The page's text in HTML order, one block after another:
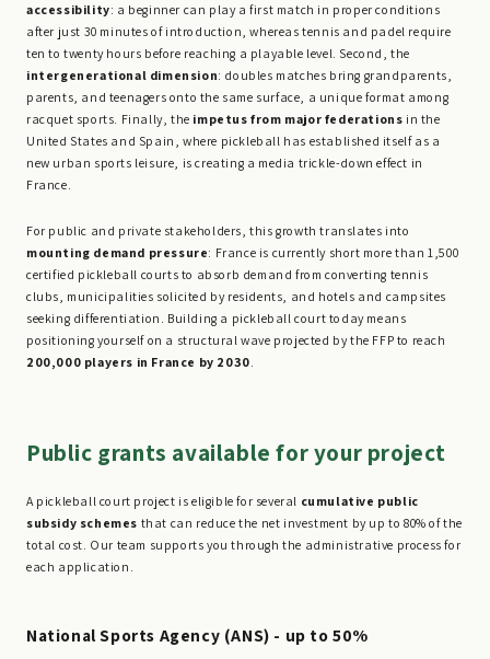
accessibility: a beginner can play a first match in proper conditions
after just 30 minutes of introduction, whereas tennis and padel require
ten to twenty hours before reaching a playable level. Second, the
intergenerational dimension: doubles matches bring grandparents,
parents, and teenagers onto the same surface, a unique format among
racquet sports. Finally, the impetus from major federations in the
United States and Spain, where pickleball has established itself as a
new urban sports leisure, is creating a media trickle-down effect in
France.
For public and private stakeholders, this growth translates into
mounting demand pressure: France is currently short more than 1,500
certified pickleball courts to absorb demand from converting tennis
clubs, municipalities solicited by residents, and hotels and campsites
seeking differentiation. Building a pickleball court today means
positioning yourself on a structural wave projected by the FFP to reach
200,000 players in France by 2030.
Public grants available for your project
A pickleball court project is eligible for several cumulative public
subsidy schemes that can reduce the net investment by up to 80% of the
total cost. Our team supports you through the administrative process for
each application.
National Sports Agency (ANS) - up to 50%